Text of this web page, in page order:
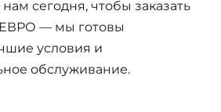
сегодня, чтобы заказать
— мы готовы
условия и
обслуживание.